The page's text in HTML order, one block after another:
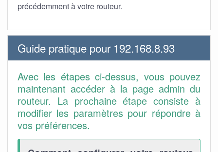
précédemment à votre routeur.
Guide pratique pour 192.168.8.93
Avec les étapes ci-dessus, vous pouvez
maintenant accéder à la page admin du
routeur. La prochaine étape consiste à
modifier les paramètres pour répondre à
vos préférences.